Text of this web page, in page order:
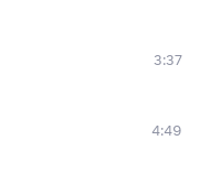
3:37
4:49